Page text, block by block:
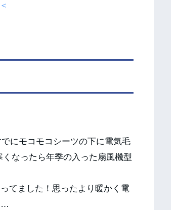
にモコモコシーツの下に電気毛
なったら年季の入った扇風機型
てました！思ったより暖かく電
…